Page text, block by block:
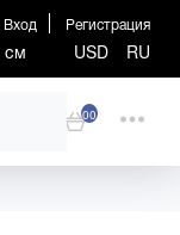
Вход Регистрация
см USD RU
00